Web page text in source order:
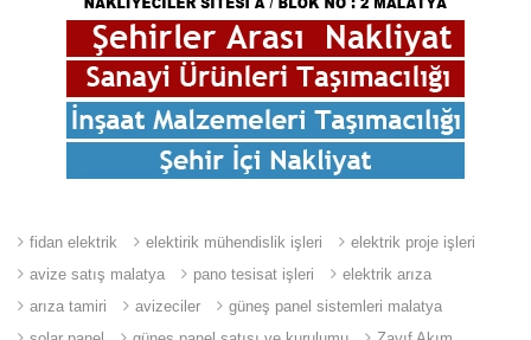
fidan elektrik elektirik mühendislik işleri
elektrik proje işleri
avize satış malatya
pano tesisat işleri
elektrik arıza
arıza tamiri
avizeciler
güneş panel sistemleri malatya